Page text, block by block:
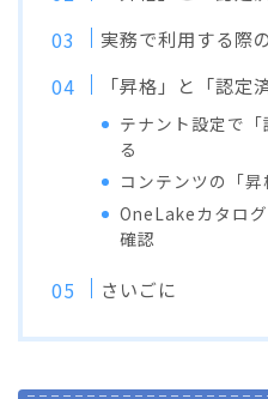
実務で利用する際
「昇格」と「認定
テナント設定で
る
コンテンツの「
OneLakeカタロ
確認
さいごに